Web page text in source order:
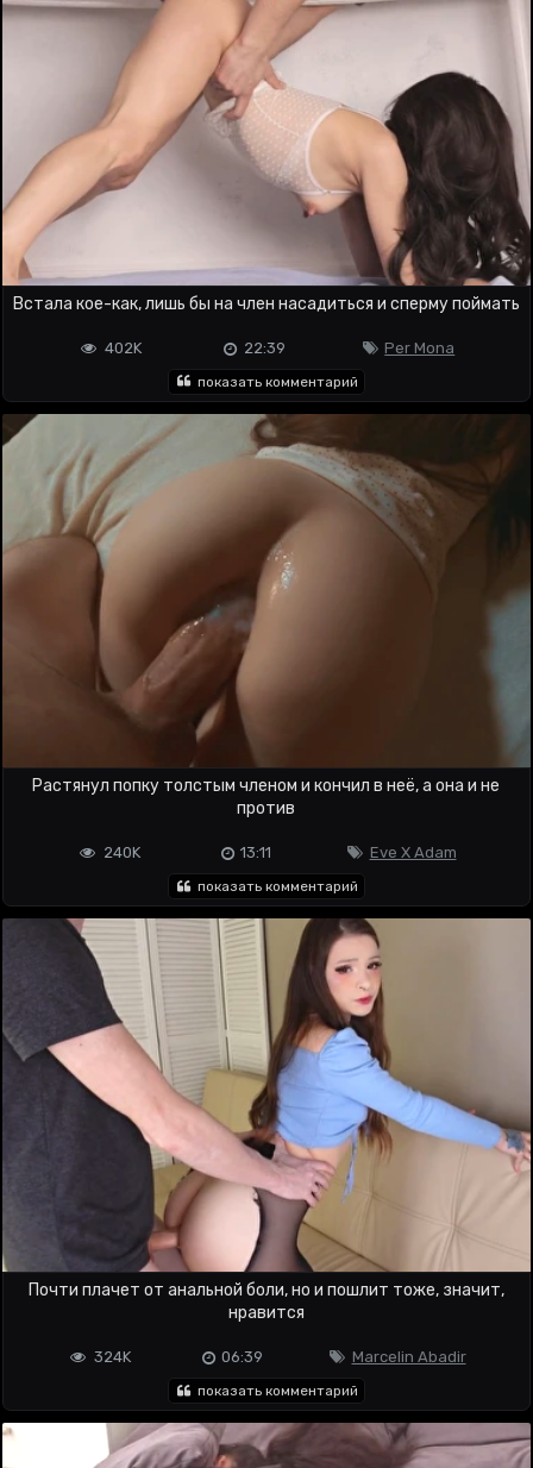
Встала кое-как, лишь бы на член насадиться и сперму поймать
Per Mona
22:39
402K
показать комментарий
Растянул попку толстым членом и кончил в неё, а она и не
против
Eve X Adam
13:11
240K
показать комментарий
Почти плачет от анальной боли, но и пошлит тоже, значит,
нравится
Marcelin Abadir
06:39
324K
показать комментарий